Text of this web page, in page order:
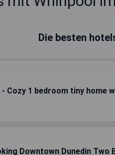
Die besten
- Cozy 1 bedroom tiny home
Downtown Dunedin Two